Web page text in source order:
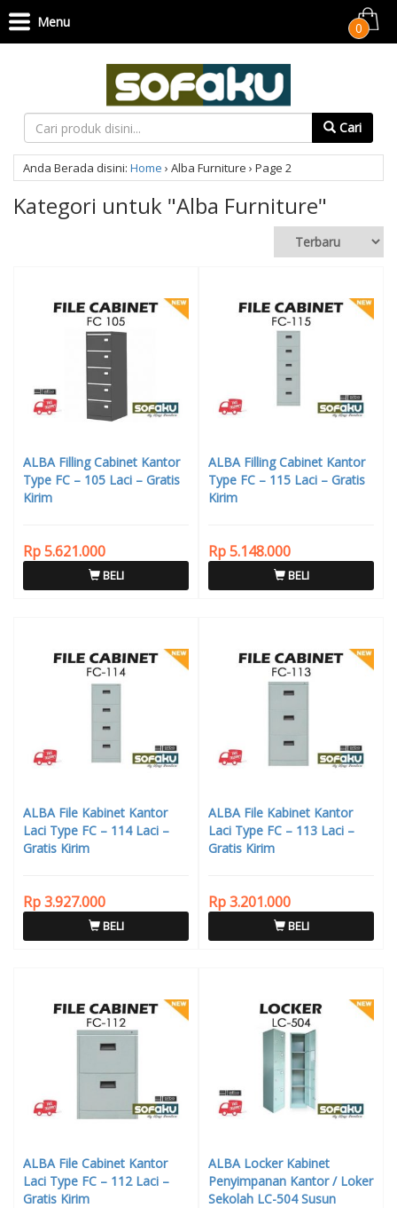
Cari
0
Menu
Anda Berada disini: Home › Alba Furniture › Page 2
Kategori untuk "Alba Furniture"
ALBA Filling Cabinet Kantor
Type FC – 105 Laci – Gratis
Kirim
Rp 5.621.000
BELI
ALBA Filling Cabinet Kantor
Type FC – 115 Laci – Gratis
Kirim
Rp 5.148.000
BELI
ALBA File Kabinet Kantor
Laci Type FC – 114 Laci –
Gratis Kirim
Rp 3.927.000
BELI
ALBA File Kabinet Kantor
Laci Type FC – 113 Laci –
Gratis Kirim
Rp 3.201.000
BELI
ALBA File Cabinet Kantor
Laci Type FC – 112 Laci –
Gratis Kirim
ALBA Locker Kabinet
Penyimpanan Kantor / Loker
Sekolah LC-504 Susun